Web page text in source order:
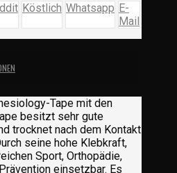
Köstlich Whatsapp E-
Mail
Tape mit den
besitzt sehr gute
trocknet nach dem Kontakt
seine hohe Klebkraft,
Sport, Orthopädie,
einsetzbar. Es